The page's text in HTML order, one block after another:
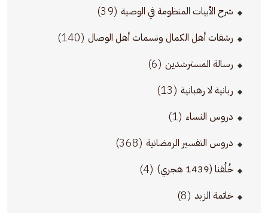
شرح الأبيات المنظومة في الوصية (39)
رشفات أهل الكمال ونسمات أهل الوصال (140)
رسالة المسترشدين (6)
ربانية لا رهبانية (13)
دروس النساء (1)
دروس التفسير الرمضانية (368)
خُلُقنا (1439 هجري) (4)
خاتمة الزبد (8)